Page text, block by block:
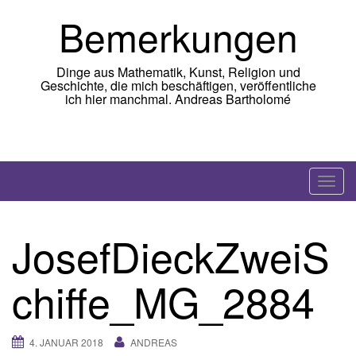
Bemerkungen
Dinge aus Mathematik, Kunst, Religion und
Geschichte, die mich beschäftigen, veröffentliche
ich hier manchmal. Andreas Bartholomé
T
o
g
l
JosefDieckZweiS
chiffe_MG_2884
4. JANUAR 2018 ANDREAS